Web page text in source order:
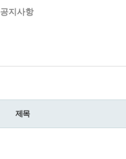
공지사항
제목